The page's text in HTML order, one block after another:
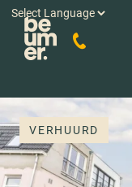
VERHUURD